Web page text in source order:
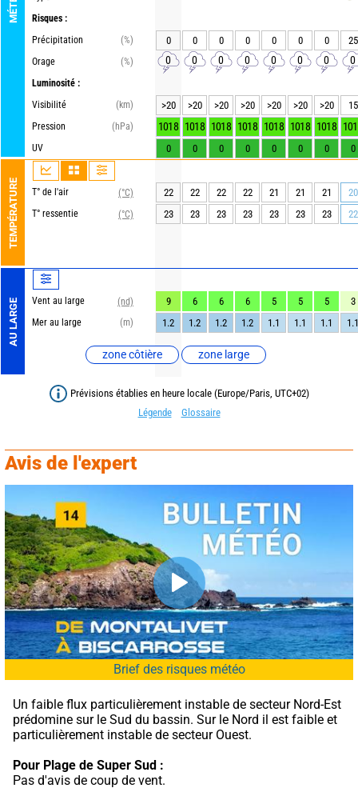
Risques :
Précipitation
(%)
Orage
(%)
Luminosité :
Visibilité
(km)
Pression
(hPa)
UV
TEMPÉRATURE T° de l'air
(°C)
T° ressentie
(°C)
AU LARGE Vent au large
(nd)
Mer au large
(m)
zone côtière zone large
0 0 0 0 0 0 0 25
0 0 0 0 0 0 0 0
>20 >20 >20 >20 >20 >20 >20 15
1018 1018 1018 1018 1018 1018 1018
0 0 0 0 0 0 0 0
22 22 22 22 21 21 21
20
23
23 23 23 23 23 23 22
9 6 6 6 5 5 5
3
1.2
1.2 1.2 1.2 1.1 1.1 1.1 1.1
Prévisions établies en heure locale (Europe/Paris, UTC+02)
Légende
Glossaire
Avis de l'expert
Brief des risques météo
Un faible flux particulièrement instable de secteur Nord-Est
prédomine sur le Sud du bassin. Sur le Nord il est faible et
particulièrement instable de secteur Ouest.
Pour Plage de Super Sud :
Pas d'avis de coup de vent.